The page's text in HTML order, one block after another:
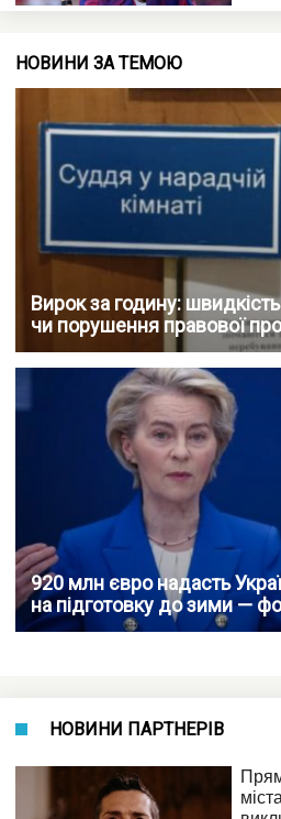
НОВИНИ ЗА ТЕМОЮ
Вирок за годину:
чи порушення правової
920 млн євро надасть
на підготовку до зими —
НОВИНИ ПАРТНЕРІВ